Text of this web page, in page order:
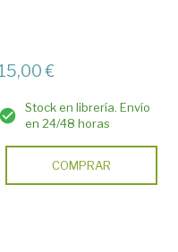
15,00 €
Stock en librería. Envío
en 24/48 horas
COMPRAR